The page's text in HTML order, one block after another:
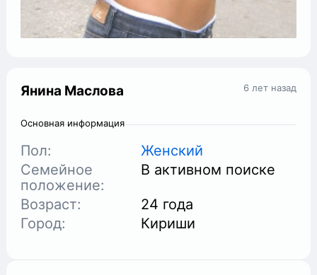
6 лет назад
Янина Маслова
Основная информация
Пол:
Женский
Семейное
положение:
В активном поиске
Возраст:
24 года
Город:
Кириши